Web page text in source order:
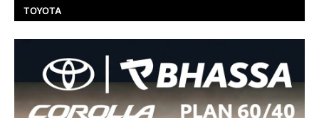
TOYOTA